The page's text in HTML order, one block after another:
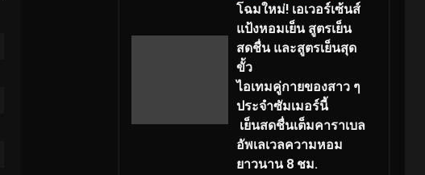
โฉมใหม่! เอเวอร์เซ้นส์
แป้งหอมเย็น สูตรเย็น
สดชื่น และสูตรเย็นสุด
ขั้ว
ไอเทมคู่กายของสาว ๆ
ประจำซัมเมอร์นี้
เย็นสดชื่นเต็มคาราเบล
อัพเลเวลความหอม
ยาวนาน 8 ชม.